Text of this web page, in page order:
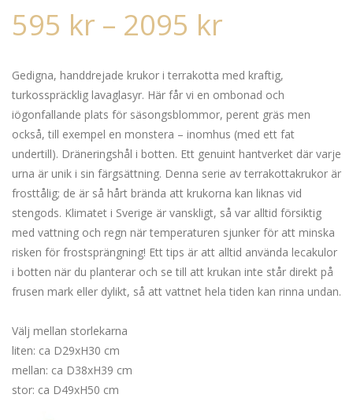
595 kr – 2095 kr
Gedigna, handdrejade krukor i terrakotta med kraftig,
turkosspräcklig lavaglasyr. Här får vi en ombonad och
iögonfallande plats för säsongsblommor, perent gräs men
också, till exempel en monstera – inomhus (med ett fat
undertill). Dräneringshål i botten. Ett genuint hantverket där varje
urna är unik i sin färgsättning. Denna serie av terrakottakrukor är
frosttålig; de är så hårt brända att krukorna kan liknas vid
stengods. Klimatet i Sverige är vanskligt, så var alltid försiktig
med vattning och regn när temperaturen sjunker för att minska
risken för frostsprängning! Ett tips är att alltid använda lecakulor
i botten när du planterar och se till att krukan inte står direkt på
frusen mark eller dylikt, så att vattnet hela tiden kan rinna undan.
Välj mellan storlekarna
liten: ca D29xH30 cm
mellan: ca D38xH39 cm
stor: ca D49xH50 cm